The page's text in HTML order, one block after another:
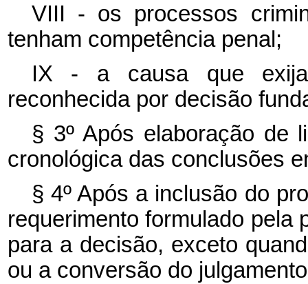
VIII - os processos
tenham competência penal;
IX - a causa que exija
reconhecida por decisão
§ 3º Após elaboração de
cronológica das conclusões
§ 4º Após a inclusão do
requerimento formulado pela
para a decisão, exceto
ou a conversão do